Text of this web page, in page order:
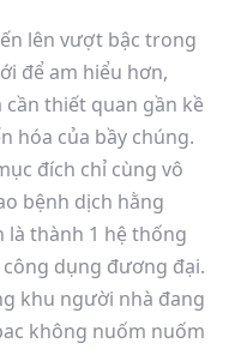
lên vượt bậc trong
để am hiểu hơn,
thiết quan gần kề
hóa của bầy chúng.
đích chỉ cùng vô
bệnh dịch hằng
là thành 1 hệ thống
dụng đương đại.
khu người nhà đang
không nuốm nuốm